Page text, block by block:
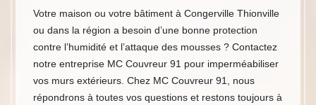
Votre maison ou votre bâtiment à Congerville Thionville
ou dans la région a besoin d’une bonne protection
contre l’humidité et l’attaque des mousses ? Contactez
notre entreprise MC Couvreur 91 pour imperméabiliser
vos murs extérieurs. Chez MC Couvreur 91, nous
répondrons à toutes vos questions et restons toujours à